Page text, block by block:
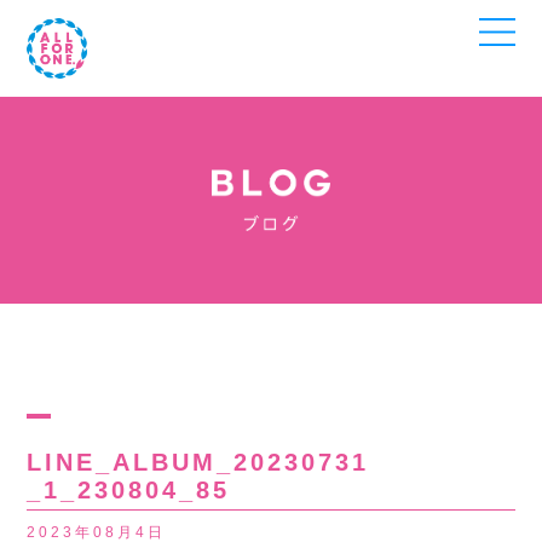
LINE_ALBUM_20230731
_1_230804_85
2023年08月4日